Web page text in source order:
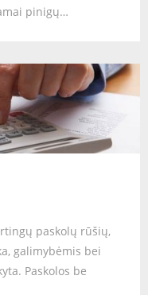
pinigų…
paskolų rūšių,
galimybėmis bei
Paskolos be